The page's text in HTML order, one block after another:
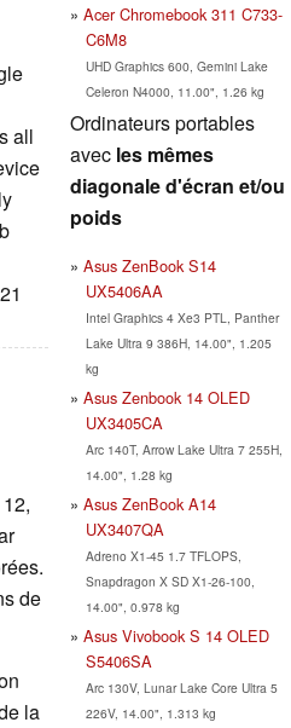
all
de
la
Acer Chromebook 311 C733-
C6M8
UHD Graphics 600, Gemini Lake
Celeron N4000, 11.00", 1.26 kg
Ordinateurs portables
avec les mêmes
diagonale d'écran et/ou
poids
Asus ZenBook S14
UX5406AA
Intel Graphics 4 Xe3 PTL, Panther
Lake Ultra 9 386H, 14.00", 1.205
kg
Asus Zenbook 14 OLED
UX3405CA
Arc 140T, Arrow Lake Ultra 7 255H,
14.00", 1.28 kg
Asus ZenBook A14
UX3407QA
Adreno X1-45 1.7 TFLOPS,
Snapdragon X SD X1-26-100,
14.00", 0.978 kg
Asus Vivobook S 14 OLED
S5406SA
Arc 130V, Lunar Lake Core Ultra 5
226V, 14.00", 1.313 kg